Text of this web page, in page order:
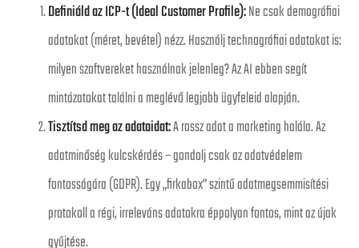
Definiáld az ICP-t (Ideal Customer Profile):Ne csak demográfiai
adatokat (méret, bevétel) nézz. Használj technográfiai adatokat is:
milyen szoftvereket használnak jelenleg? Az AI ebben segít
mintázatokat találni a meglévő legjobb ügyfeleid alapján.
Tisztítsd meg az adataidat:A rossz adat a marketing halála. Az
adatminőség kulcskérdés – gondolj csak az adatvédelem
fontosságára (GDPR). Egy „firkabox” szintű adatmegsemmisítési
protokoll a régi, irreleváns adatokra éppolyan fontos, mint az újak
gyűjtése.